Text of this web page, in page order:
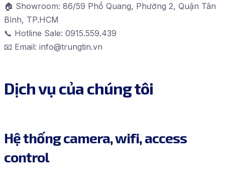
🏠 Showroom: 86/59 Phổ Quang, Phường 2, Quận Tân
Bình, TP.HCM
📞 Hotline Sale: 0915.559.439
📧 Email: info@trungtin.vn
Dịch vụ của chúng tôi
Hệ thống camera, wifi, access
control